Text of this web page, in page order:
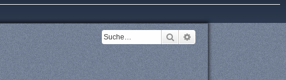
Suche
Erweiterte Suche